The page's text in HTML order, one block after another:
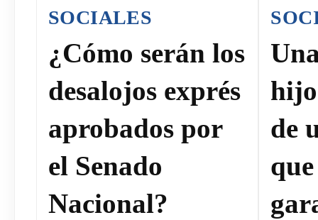
SOCIALES
¿Cómo serán los
desalojos exprés
aprobados por
el Senado
Nacional?
de